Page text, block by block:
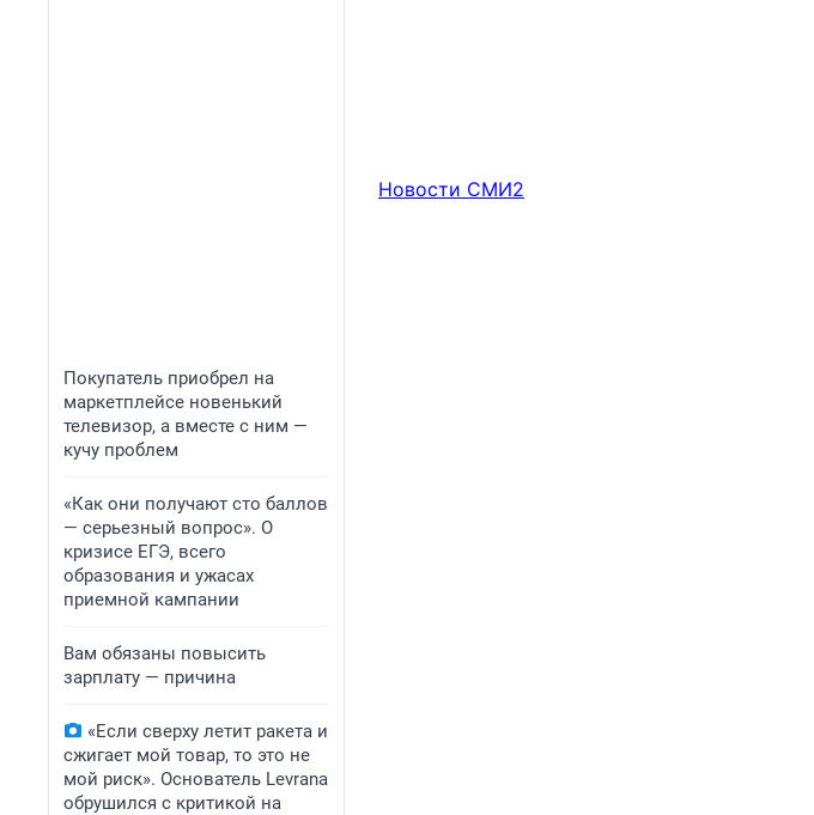
Покупатель приобрел на
маркетплейсе новенький
телевизор, а вместе с ним —
кучу проблем
«Как они получают сто баллов
— серьезный вопрос». О
кризисе ЕГЭ, всего
образования и ужасах
приемной кампании
Вам обязаны повысить
зарплату — причина
«Если сверху летит ракета и
сжигает мой товар, то это не
мой риск». Основатель Levrana
обрушился с критикой на
Новости СМИ2